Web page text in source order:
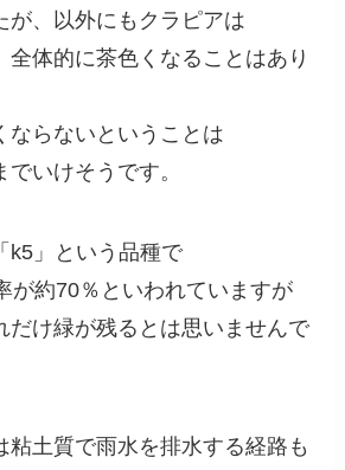
が、以外にもクラピアは
全体的に茶色くなることはあり
ならないということは
いけそうです。
k5」という品種で
が約70％といわれていますが
だけ緑が残るとは思いませんで
粘土質で雨水を排水する経路も